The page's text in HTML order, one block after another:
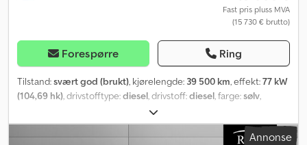
Fast pris pluss MVA
(15 730 € brutto)
Forespørre Ring
Tilstand:svært god (brukt), kjørelengde: 39 500 km, effekt:77 kW
(104,69 hk), drivstofftype:diesel, drivstoff:diesel, farge:sølv,
, utslippsklasse:
Byggeår:2022,
Annonse